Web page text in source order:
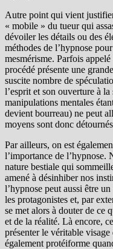
Autre point qui vient
« mobile » du tueur qui
dévoiler les détails ou des
méthodes de l’hypnose
mesmérisme. Parfois
procédé présente une
suscite nombre de
l’esprit et son ouverture à
manipulations mentales
devient bourreau) ne peut
moyens sont donc
Par ailleurs, on est
l’importance de l’hypnose.
nature bestiale qui
amené à désinhiber nos
l’hypnose peut aussi être
les protagonistes et, par
se met alors à douter de ce
et de la réalité. Là encore,
présenter le véritable
également protéiforme